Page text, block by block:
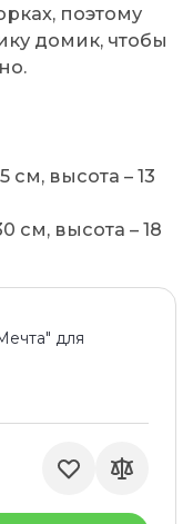
поэтому
домик, чтобы
см, высота – 13
см, высота – 18
для